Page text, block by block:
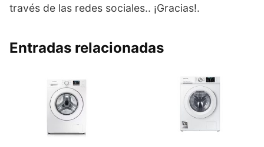
través de las redes sociales.. ¡Gracias!.
Entradas relacionadas